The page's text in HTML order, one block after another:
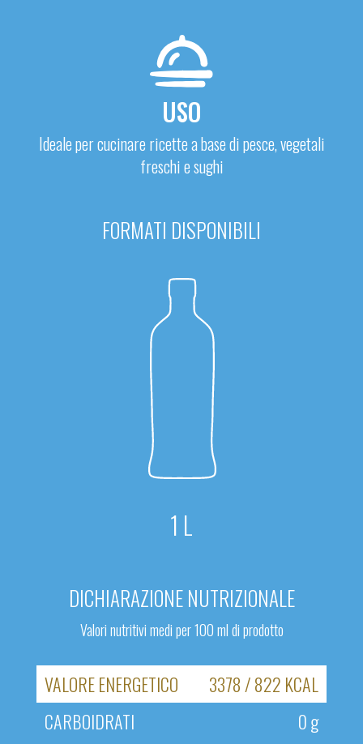
USO
Ideale per cucinare ricette a base di pesce, vegetali
freschi e sughi
FORMATI DISPONIBILI
1 L
DICHIARAZIONE NUTRIZIONALE
Valori nutritivi medi per 100 ml di prodotto
VALORE ENERGETICO
3378 / 822 KCAL
CARBOIDRATI
0 g